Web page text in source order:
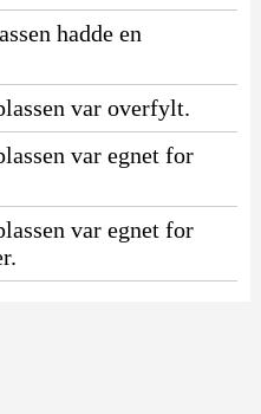
hadde en
var overfylt.
var egnet for
var egnet for